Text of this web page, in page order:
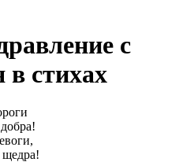
с
стихах
щедра!